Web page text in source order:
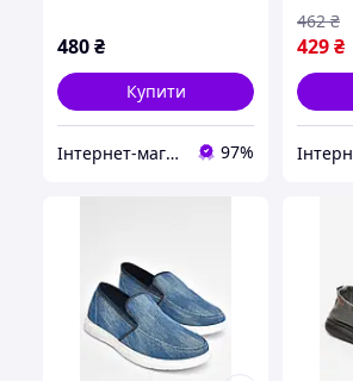
480₴
Купити
Інтернет-магазин Minimalka.com - мінімальні ціни на одяг та взуття, спідню білизну та інші товари 97%
429₴
462 ₴